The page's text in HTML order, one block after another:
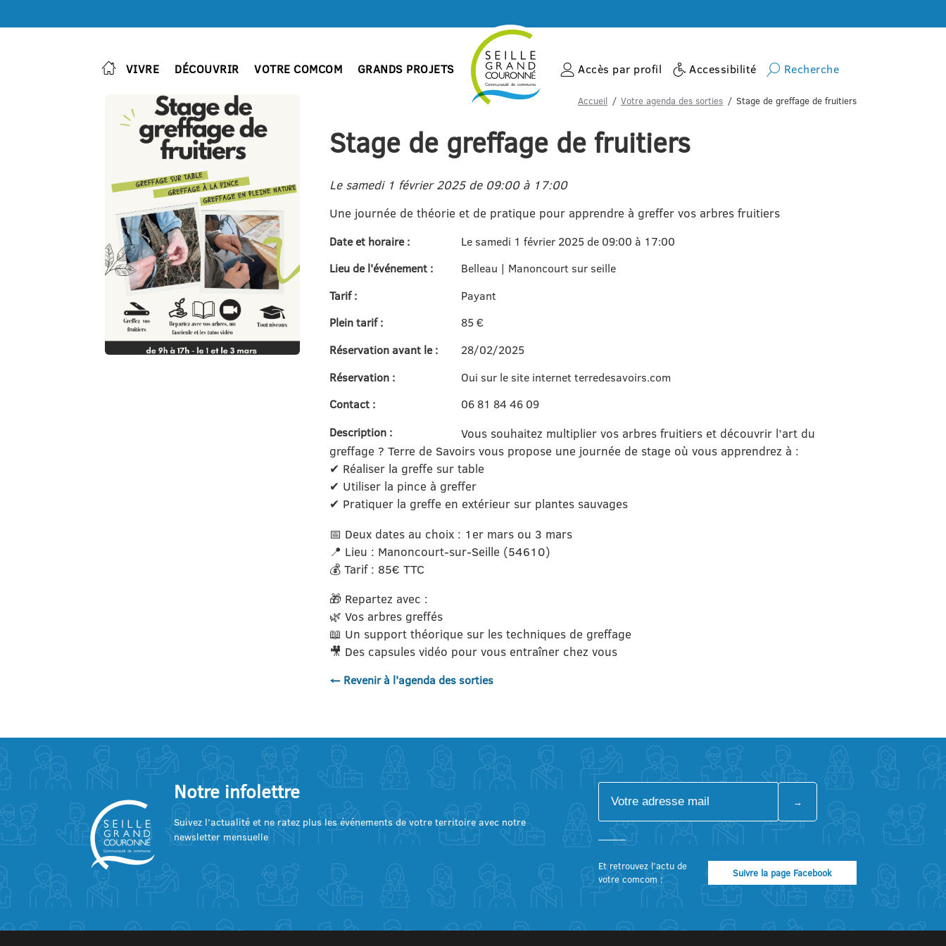
VIVRE DÉCOUVRIR VOTRE COMCOM GRANDS PROJETS Accès par profil Accessibilité Recherche
Accueil Votre agenda des sorties Stage de greffage de fruitiers
Stage de greffage de fruitiers
Le samedi 1 février 2025 de 09:00 à 17:00
Une journée de théorie et de pratique pour apprendre à greffer vos arbres fruitiers
Date et horaire :
Le samedi 1 février 2025 de 09:00 à 17:00
Lieu de l'événement :
Belleau | Manoncourt sur seille
Tarif :
Payant
Plein tarif :
85 €
Réservation avant le :
28/02/2025
Réservation :
Oui sur le site internet terredesavoirs.com
Contact :
06 81 84 46 09
Description :
Vous souhaitez multiplier vos arbres fruitiers et découvrir l’art du
greffage ? Terre de Savoirs vous propose une journée de stage où vous apprendrez à :
✔ Réaliser la greffe sur table
✔ Utiliser la pince à greffer
✔ Pratiquer la greffe en extérieur sur plantes sauvages
📅 Deux dates au choix : 1er mars ou 3 mars
📍 Lieu : Manoncourt-sur-Seille (54610)
💰 Tarif : 85€ TTC
🎁 Repartez avec :
🌿 Vos arbres greffés
📖 Un support théorique sur les techniques de greffage
🎥 Des capsules vidéo pour vous entraîner chez vous
← Revenir à l'agenda des sorties
Notre infolettre
Suivez l’actualité et ne ratez plus les événements de votre territoire avec notre
newsletter mensuelle
Et retrouvez l’actu de
votre comcom :
Suivre la page Facebook